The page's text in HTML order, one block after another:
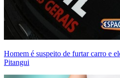
Homem é suspeito de furtar carro e
Pitangui